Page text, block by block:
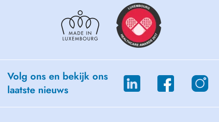
Volg ons en bekijk ons
laatste nieuws